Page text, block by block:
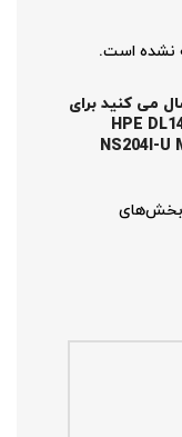
نشده است.
می کنید برای
“HPE
NS204I-U
بخش‌های